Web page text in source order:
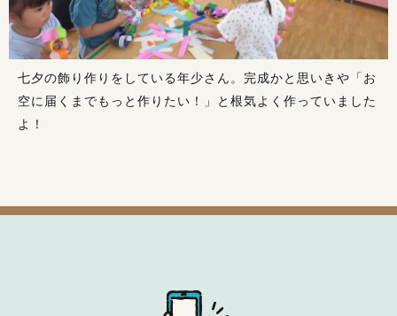
七夕の飾り作りをしている年少さん。完成かと思いきや「お
空に届くまでもっと作りたい！」と根気よく作っていました
よ！